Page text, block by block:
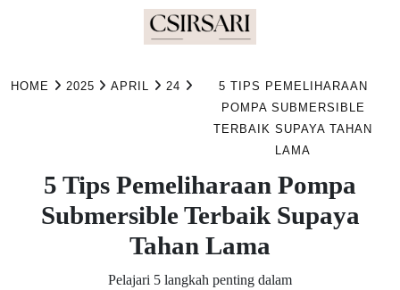
HOME 2025 APRIL 24
5 TIPS PEMELIHARAAN
POMPA SUBMERSIBLE
TERBAIK SUPAYA TAHAN
LAMA
5 Tips Pemeliharaan Pompa
Submersible Terbaik Supaya
Tahan Lama
Pelajari 5 langkah penting dalam